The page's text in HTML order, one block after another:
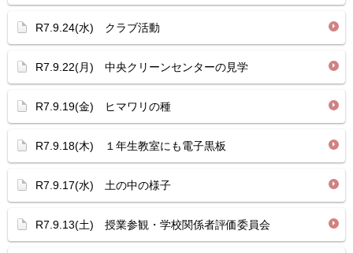
R7.9.24(水) クラブ活動
R7.9.22(月) 中央クリーンセンターの見学
R7.9.19(金) ヒマワリの種
R7.9.18(木) １年生教室にも電子黒板
R7.9.17(水) 土の中の様子
R7.9.13(土) 授業参観・学校関係者評価委員会